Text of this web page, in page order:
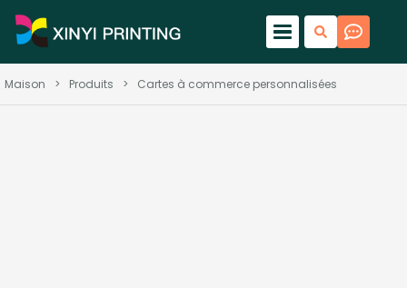
Maison > Produits > Cartes à commerce personnalisées